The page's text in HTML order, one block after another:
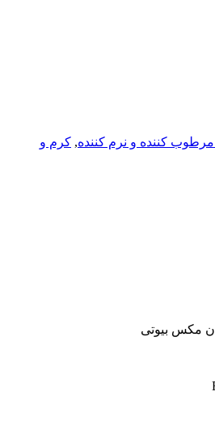
کننده و نرم کننده, کرم و
مکس بیوتی